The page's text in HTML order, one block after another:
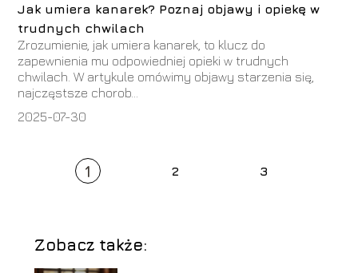
Jak umiera kanarek? Poznaj objawy i opiekę w
trudnych chwilach
Zrozumienie, jak umiera kanarek, to klucz do
zapewnienia mu odpowiedniej opieki w trudnych
chwilach. W artykule omówimy objawy starzenia się,
najczęstsze chorob...
2025-07-30
1 2 3
Zobacz także: